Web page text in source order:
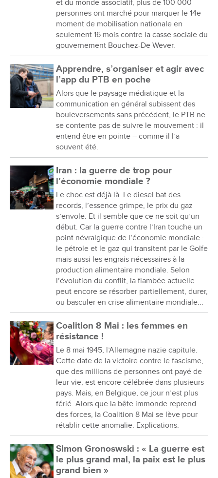
et du monde associatif, plus de 100 000
personnes ont marché pour marquer le 14e
moment de mobilisation nationale en
seulement 16 mois contre la casse sociale du
gouvernement Bouchez-De Wever.
Apprendre, s’organiser et agir avec
l’app du PTB en poche
Alors que le paysage médiatique et la
communication en général subissent des
bouleversements sans précédent, le PTB ne
se contente pas de suivre le mouvement : il
entend être en pointe – comme il l’a
souvent été.
Iran : la guerre de trop pour
l’économie mondiale ?
Le choc est déjà là. Le diesel bat des
records, l’essence grimpe, le prix du gaz
s’envole. Et il semble que ce ne soit qu’un
début. Car la guerre contre l’Iran touche un
point névralgique de l’économie mondiale :
le pétrole et le gaz qui transitent par le Golfe
mais aussi les engrais nécessaires à la
production alimentaire mondiale. Selon
l’évolution du conflit, la flambée actuelle
peut encore se résorber partiellement, durer,
ou basculer en crise alimentaire mondiale...
Coalition 8 Mai : les femmes en
résistance !
Le 8 mai 1945, l’Allemagne nazie capitule.
Cette date de la victoire contre le fascisme,
que des millions de personnes ont payé de
leur vie, est encore célébrée dans plusieurs
pays. Mais, en Belgique, ce jour n’est plus
férié. Alors que la bête immonde reprend
des forces, la Coalition 8 Mai se lève pour
rétablir cette anomalie. Explications.
Simon Gronoswski : « La guerre est
le plus grand mal, la paix est le plus
grand bien »